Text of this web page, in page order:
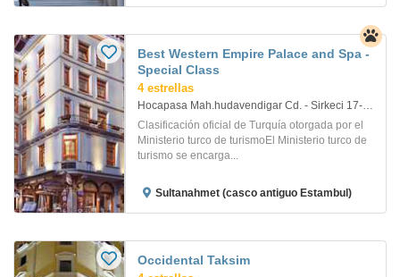
Best Western Empire Palace and Spa -
Special Class
4 estrellas
Clasificación oficial de Turquía otorgada por el
Ministerio turco de turismoEl Ministerio turco de
turismo se encarga...
Sultanahmet (casco antiguo Estambul)
Occidental Taksim